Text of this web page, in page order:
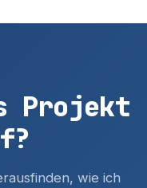
Projekt
wie ich